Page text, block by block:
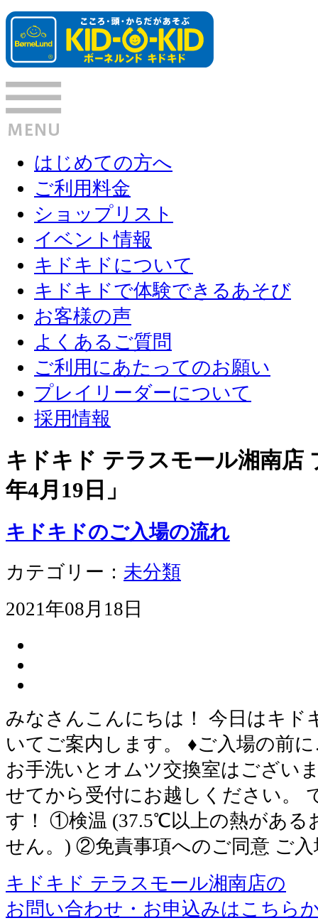
はじめての方へ
ご利用料金
ショップリスト
イベント情報
キドキドについて
キドキドで体験できるあそび
お客様の声
よくあるご質問
ご利用にあたってのお願い
プレイリーダーについて
採用情報
キドキド テラスモール湘南
年4月19日 」
キドキドのご入場の流れ
カテゴリー： 未分類
2021年08月18日
みなさんこんにちは！ 今日はキド
いてご案内します。 ♦ご入場の前
お手洗いとオムツ交換室はござい
せてから受付にお越しください。
す！ ①検温 (37.5℃以上の熱がある
せん。) ②免責事項へのご同意 ご
キドキド テラスモール湘南店の
お問い合わせ・お申込みはこちら